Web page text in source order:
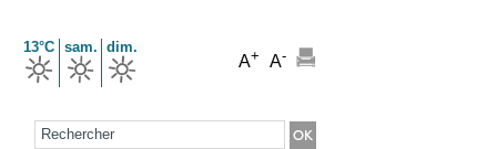
13°C sam. dim.
A+ A-
Formulaire de recherche